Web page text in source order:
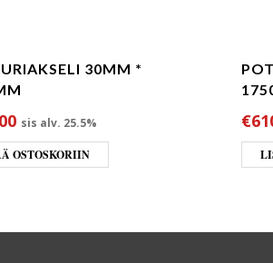
30MM *
sis alv. 25.5%
OSTOSKORIIN
€